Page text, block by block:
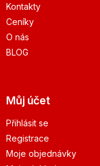
Kontakty
Ceníky
O nás
BLOG
Můj účet
Přihlásit se
Registrace
Moje objednávky